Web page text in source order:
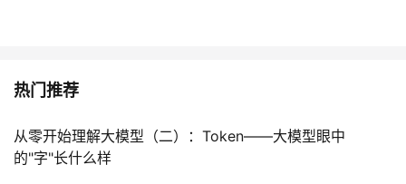
热门推荐
从零开始理解大模型（二）：Token——大模型眼中
的"字"长什么样